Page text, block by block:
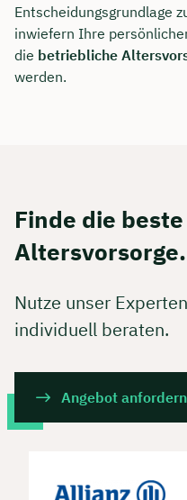
Entscheidungsgrundlage
inwiefern Ihre
die betriebliche
werden.
Finde die
Altersvorsorge.
Nutze unser
individuell beraten.
Angebot anfordern